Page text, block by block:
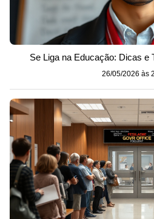
Se Liga na Educação: Dicas e
26/05/2026 às